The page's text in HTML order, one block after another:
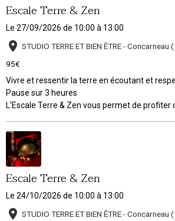
Escale Terre & Zen
Le 27/09/2026 de 10:00 à 13:00
STUDIO TERRE ET BIEN ÊTRE - Concarneau
95€
Vivre et ressentir la terre en écoutant et
Pause sur 3 heures
L'Escale Terre & Zen vous permet de profiter
Escale Terre & Zen
Le 24/10/2026 de 10:00 à 13:00
STUDIO TERRE ET BIEN ÊTRE - Concarneau